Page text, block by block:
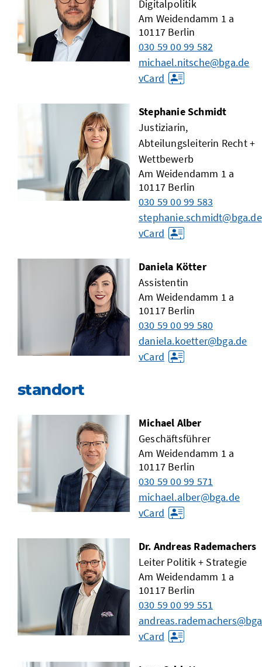
Digitalpolitik
Am Weidendamm 1 a
10117 Berlin
030 59 00 99 582
michael.nitsche@bga.de
vCard
Stephanie Schmidt
Justiziarin,
Abteilungsleiterin Recht +
Wettbewerb
Am Weidendamm 1 a
10117 Berlin
030 59 00 99 583
stephanie.schmidt@bga.de
vCard
Daniela Kötter
Assistentin
Am Weidendamm 1 a
10117 Berlin
030 59 00 99 580
daniela.koetter@bga.de
vCard
standort
Michael Alber
Geschäftsführer
Am Weidendamm 1 a
10117 Berlin
030 59 00 99 571
michael.alber@bga.de
vCard
Dr. Andreas Rademachers
Leiter Politik + Strategie
Am Weidendamm 1 a
10117 Berlin
030 59 00 99 551
vCard